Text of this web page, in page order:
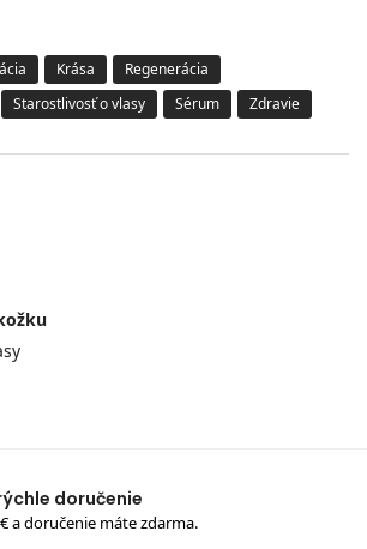
Krása
Regenerácia
Starostlivosť o vlasy Sérum Zdravie
doručenie
a doručenie máte zdarma.